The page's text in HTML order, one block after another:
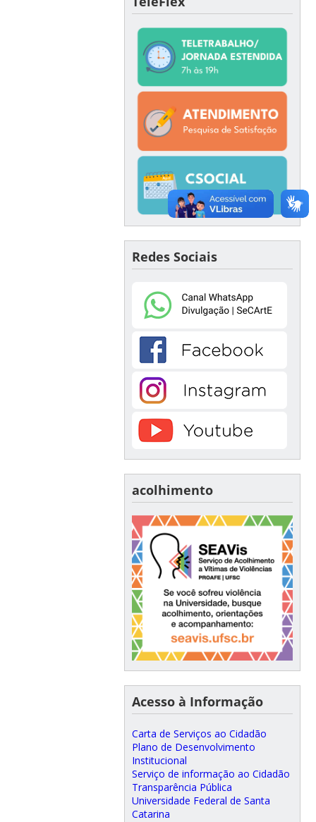
Redes Sociais
acolhimento
Acesso à Informação
Carta de Serviços ao Cidadão
Plano de Desenvolvimento
Institucional
Serviço de informação ao Cidadão
Transparência Pública
Universidade Federal de Santa
Catarina